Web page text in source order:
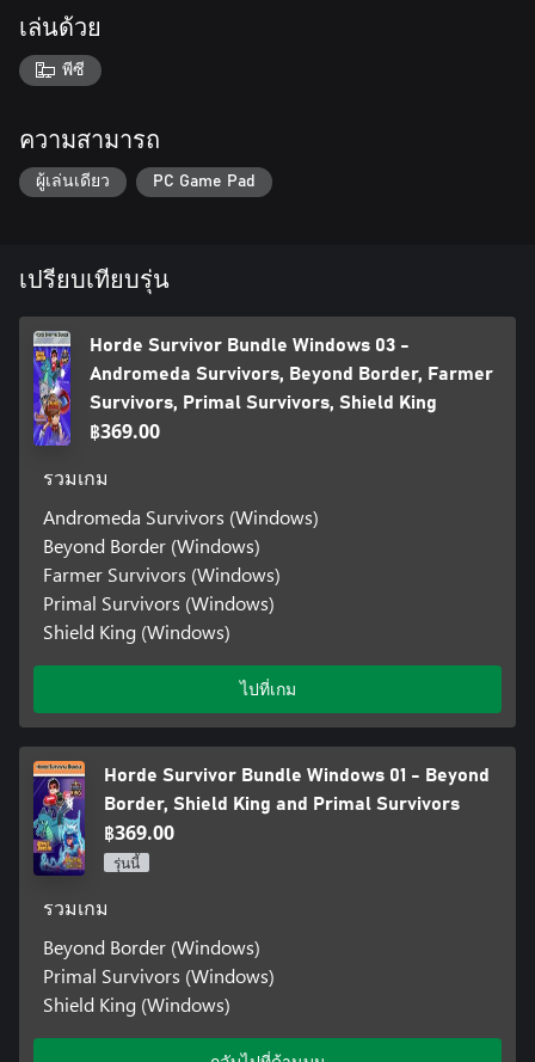
เล่นด้วย
พีซี
ความสามารถ
ผู้เล่นเดียว PC Game Pad
เปรียบเทียบรุ่น
Horde Survivor Bundle Windows 03 -
Andromeda Survivors, Beyond Border, Farmer
Survivors, Primal Survivors, Shield King
฿369.00
รวมเกม
Andromeda Survivors (Windows)
Beyond Border (Windows)
Farmer Survivors (Windows)
Primal Survivors (Windows)
Shield King (Windows)
ไปที่เกม
Horde Survivor Bundle Windows 01 - Beyond
Border, Shield King and Primal Survivors
฿369.00
รุ่นนี้
รวมเกม
Beyond Border (Windows)
Primal Survivors (Windows)
Shield King (Windows)